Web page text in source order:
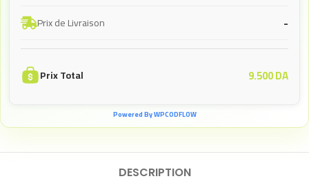
Prix de Livraison -
Prix Total 9.500DA
Powered By WPCODFLOW
DESCRIPTION